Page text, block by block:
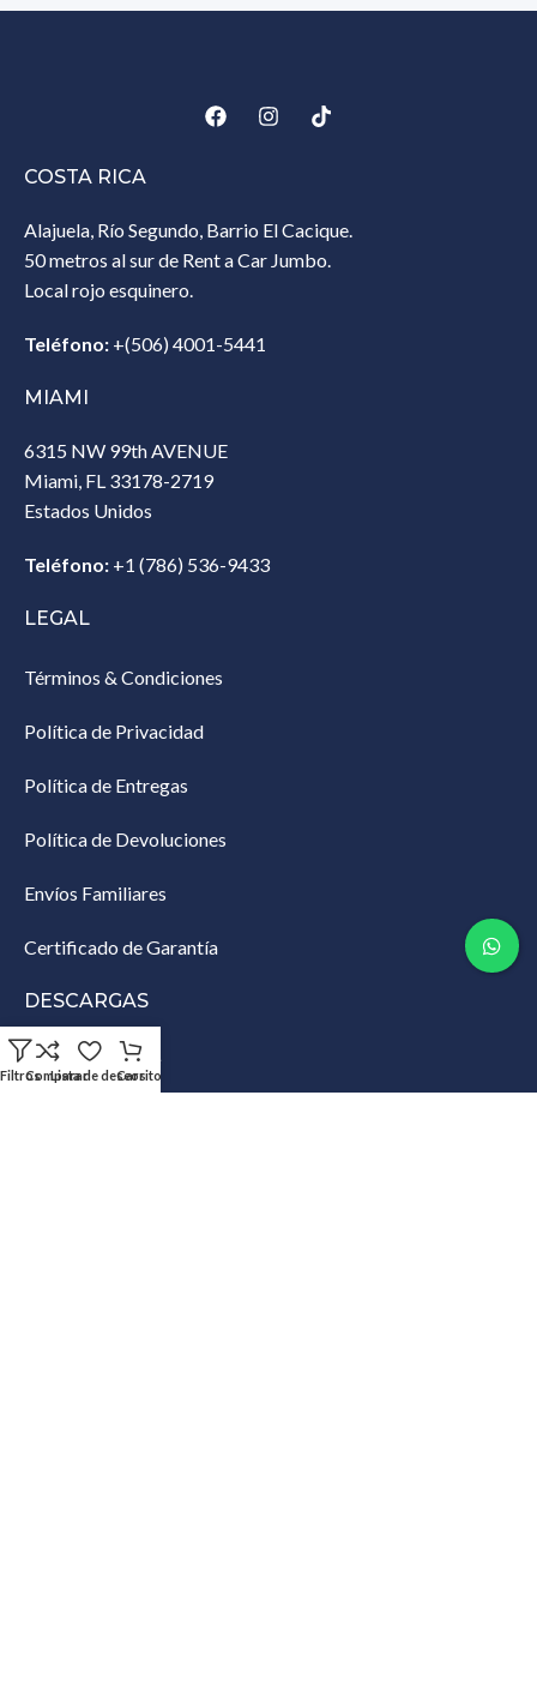
COSTA RICA
Alajuela, Río Segundo, Barrio El Cacique.
50 metros al sur de Rent a Car Jumbo.
Local rojo esquinero.
Teléfono: +(506) 4001-5441
MIAMI
6315 NW 99th AVENUE
Miami, FL 33178-2719
Estados Unidos‎
Teléfono: +1 (786) 536-9433‎
LEGAL
Términos & Condiciones
Política de Privacidad
Política de Entregas
Política de Devoluciones
Envíos Familiares
Certificado de Garantía
DESCARGAS
Lista de Empaque
FiltrosComparar
Lista de deseos
Carrito